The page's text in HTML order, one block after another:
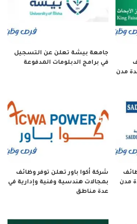
مدن
جامعة بيشة تعلن عن التسجيل
في برامج الدبلومات المدفوعة
مدن
شركة أكوا باور تعلن توفر وظائف
بمجالات هندسية وفنية وإدارية في
عدة مناطق